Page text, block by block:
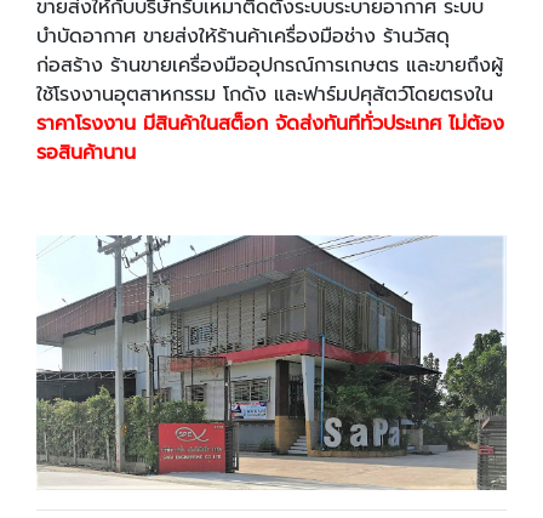
ขายส่งให้กับบริษัทรับเหมาติดตั้งระบบระบายอากาศ ระบบ
บำบัดอากาศ ขายส่งให้ร้านค้าเครื่องมือช่าง ร้านวัสดุ
ก่อสร้าง ร้านขายเครื่องมืออุปกรณ์การเกษตร และขายถึงผู้
ใช้โรงงานอุตสาหกรรม โกดัง และฟาร์มปศุสัตว์โดยตรงใน
ราคาโรงงาน มีสินค้าในสต็อก จัดส่งทันทีทั่วประเทศ ไม่ต้อง
รอสินค้านาน